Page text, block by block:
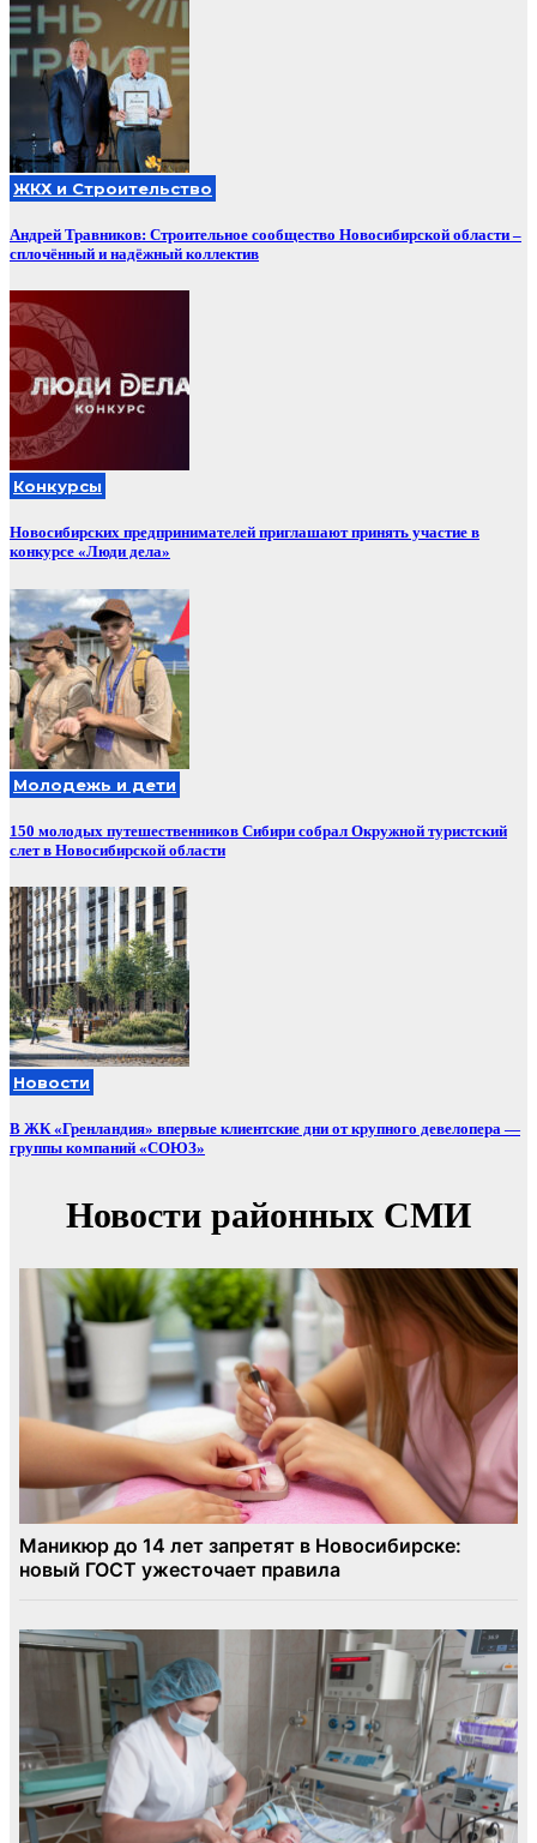
ЖКХ и Строительство
Андрей Травников: Строительное сообщество Новосибирской области –
сплочённый и надёжный коллектив
Конкурсы
Новосибирских предпринимателей приглашают принять участие в
конкурсе «Люди дела»
Молодежь и дети
150 молодых путешественников Сибири собрал Окружной туристский
слет в Новосибирской области
Новости
В ЖК «Гренландия» впервые клиентские дни от крупного девелопера —
группы компаний «СОЮЗ»